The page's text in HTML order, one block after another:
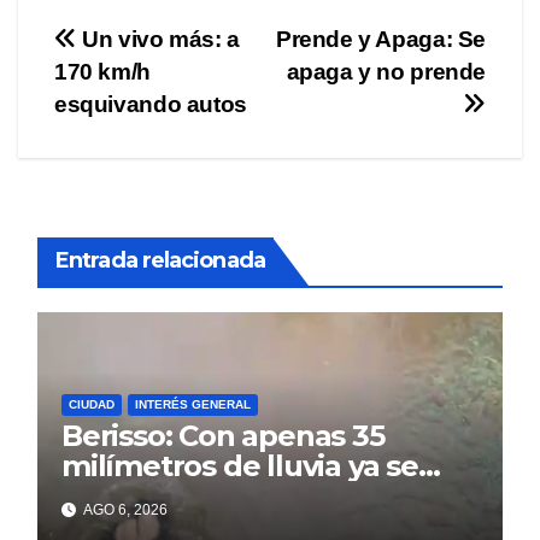
Navegación
de
Prende y Apaga: Se
apaga y no prende
Un vivo más: a
170 km/h
esquivando autos
Entrada relacionada
CIUDAD INTERÉS GENERAL
Berisso: Con apenas 35
milímetros de lluvia ya se
sienten los problemas
AGO 6, 2026